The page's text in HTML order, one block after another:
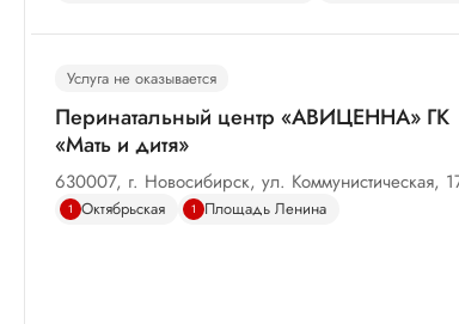
Услуга не оказывается
Перинатальный центр «АВИЦЕННА» ГК
«Мать и дитя»
630007, г. Новосибирск, ул. Коммунистическая,
1 Октябрьская 1 Площадь Ленина